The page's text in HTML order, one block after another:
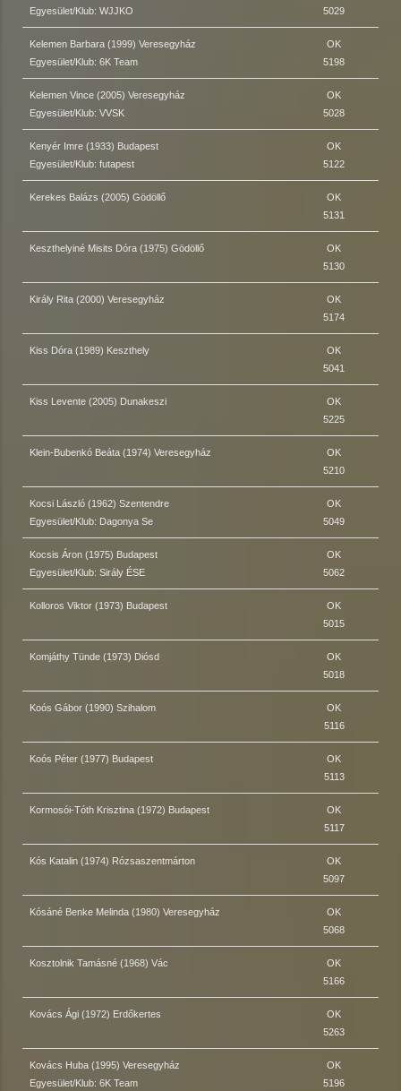
Egyesület/Klub: WJJKO 5029
Kelemen Barbara (1999) Veresegyház
Egyesület/Klub: 6K Team
OK
5198
Kelemen Vince (2005) Veresegyház
Egyesület/Klub: VVSK
OK
5028
Kenyér Imre (1933) Budapest
Egyesület/Klub: futapest
OK
5122
Kerekes Balázs (2005) Gödöllő
OK
5131
Keszthelyiné Misits Dóra (1975) Gödöllő
OK
5130
Király Rita (2000) Veresegyház
OK
5174
Kiss Dóra (1989) Keszthely
OK
5041
Kiss Levente (2005) Dunakeszi
OK
5225
Klein-Bubenkó Beáta (1974) Veresegyház
OK
5210
Kocsi László (1962) Szentendre
Egyesület/Klub: Dagonya Se
OK
5049
Kocsis Áron (1975) Budapest
Egyesület/Klub: Sirály ÉSE
OK
5062
Kolloros Viktor (1973) Budapest
OK
5015
Komjáthy Tünde (1973) Diósd
OK
5018
Koós Gábor (1990) Szihalom
OK
5116
Koós Péter (1977) Budapest
OK
5113
Kormosói-Tóth Krisztina (1972) Budapest
OK
5117
Kós Katalin (1974) Rózsaszentmárton
OK
5097
Kósáné Benke Melinda (1980) Veresegyház
OK
5068
Kosztolnik Tamásné (1968) Vác
OK
5166
Kovács Ági (1972) Erdőkertes
OK
5263
Kovács Huba (1995) Veresegyház
Egyesület/Klub: 6K Team
OK
5196